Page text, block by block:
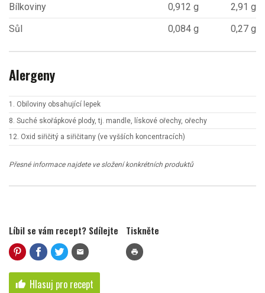
Bílkoviny 0,912 g
2,91 g
Sůl
0,084 g 0,27 g
Alergeny
1. Obiloviny obsahující lepek
8. Suché skořápkové plody, tj. mandle, lískové ořechy, ořechy
12. Oxid siřičitý a siřičitany (ve vyšších koncentracích)
Přesné informace najdete ve složení konkrétních produktů
Líbil se vám recept? Sdílejte
mail
Tiskněte
print
thumb_up Hlasuj pro recept